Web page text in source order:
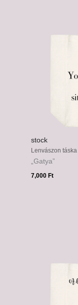
stock
Lenvászon táska
„Gatya”
7,000Ft